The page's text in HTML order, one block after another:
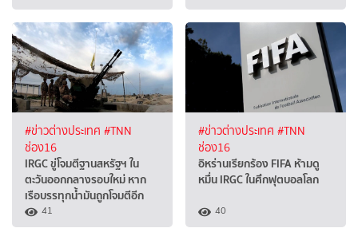
#ข่าวต่างประเทศ #TNN
ช่อง16
IRGC ขู่โจมตีฐานสหรัฐฯ ใน
ตะวันออกกลางรอบใหม่ หาก
เรือบรรทุกน้ำมันถูกโจมตีอีก
41
#ข่าวต่างประเทศ #TNN
ช่อง16
อิหร่านเรียกร้อง FIFA ห้ามดู
หมื่น IRGC ในศึกฟุตบอลโลก
40